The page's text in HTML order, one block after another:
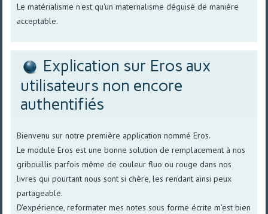
Le matérialisme n'est qu'un maternalisme déguisé de manière
acceptable.
Explication sur Eros aux
utilisateurs non encore
authentifiés
Bienvenu sur notre première application nommé Eros.
Le module Eros est une bonne solution de remplacement à nos
gribouillis parfois même de couleur fluo ou rouge dans nos
livres qui pourtant nous sont si chère, les rendant ainsi peux
partageable.
D'expérience, reformater mes notes sous forme écrite m'est bien